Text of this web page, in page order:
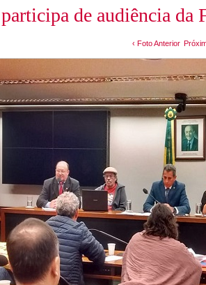
de audiência da
‹ Foto Anterior